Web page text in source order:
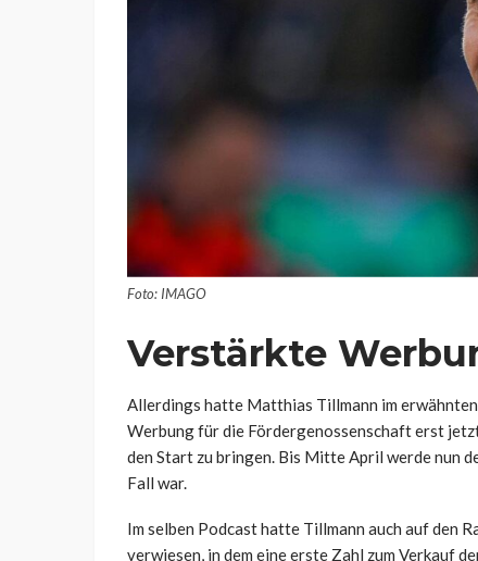
Foto: IMAGO
Verstärkte
Allerdings hatte Matthias Tillmann im
Werbung für die Fördergenossenschaft erst
den Start zu bringen. Bis Mitte April werde nun
Fall war.
Im selben Podcast hatte Tillmann auch auf den
verwiesen, in dem eine erste Zahl zum Verkauf